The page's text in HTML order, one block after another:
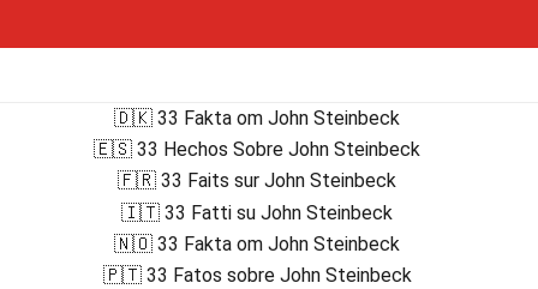
🇩🇰 33 Fakta om John Steinbeck
🇪🇸 33 Hechos Sobre John Steinbeck
🇫🇷 33 Faits sur John Steinbeck
🇮🇹 33 Fatti su John Steinbeck
🇳🇴 33 Fakta om John Steinbeck
🇵🇹 33 Fatos sobre John Steinbeck